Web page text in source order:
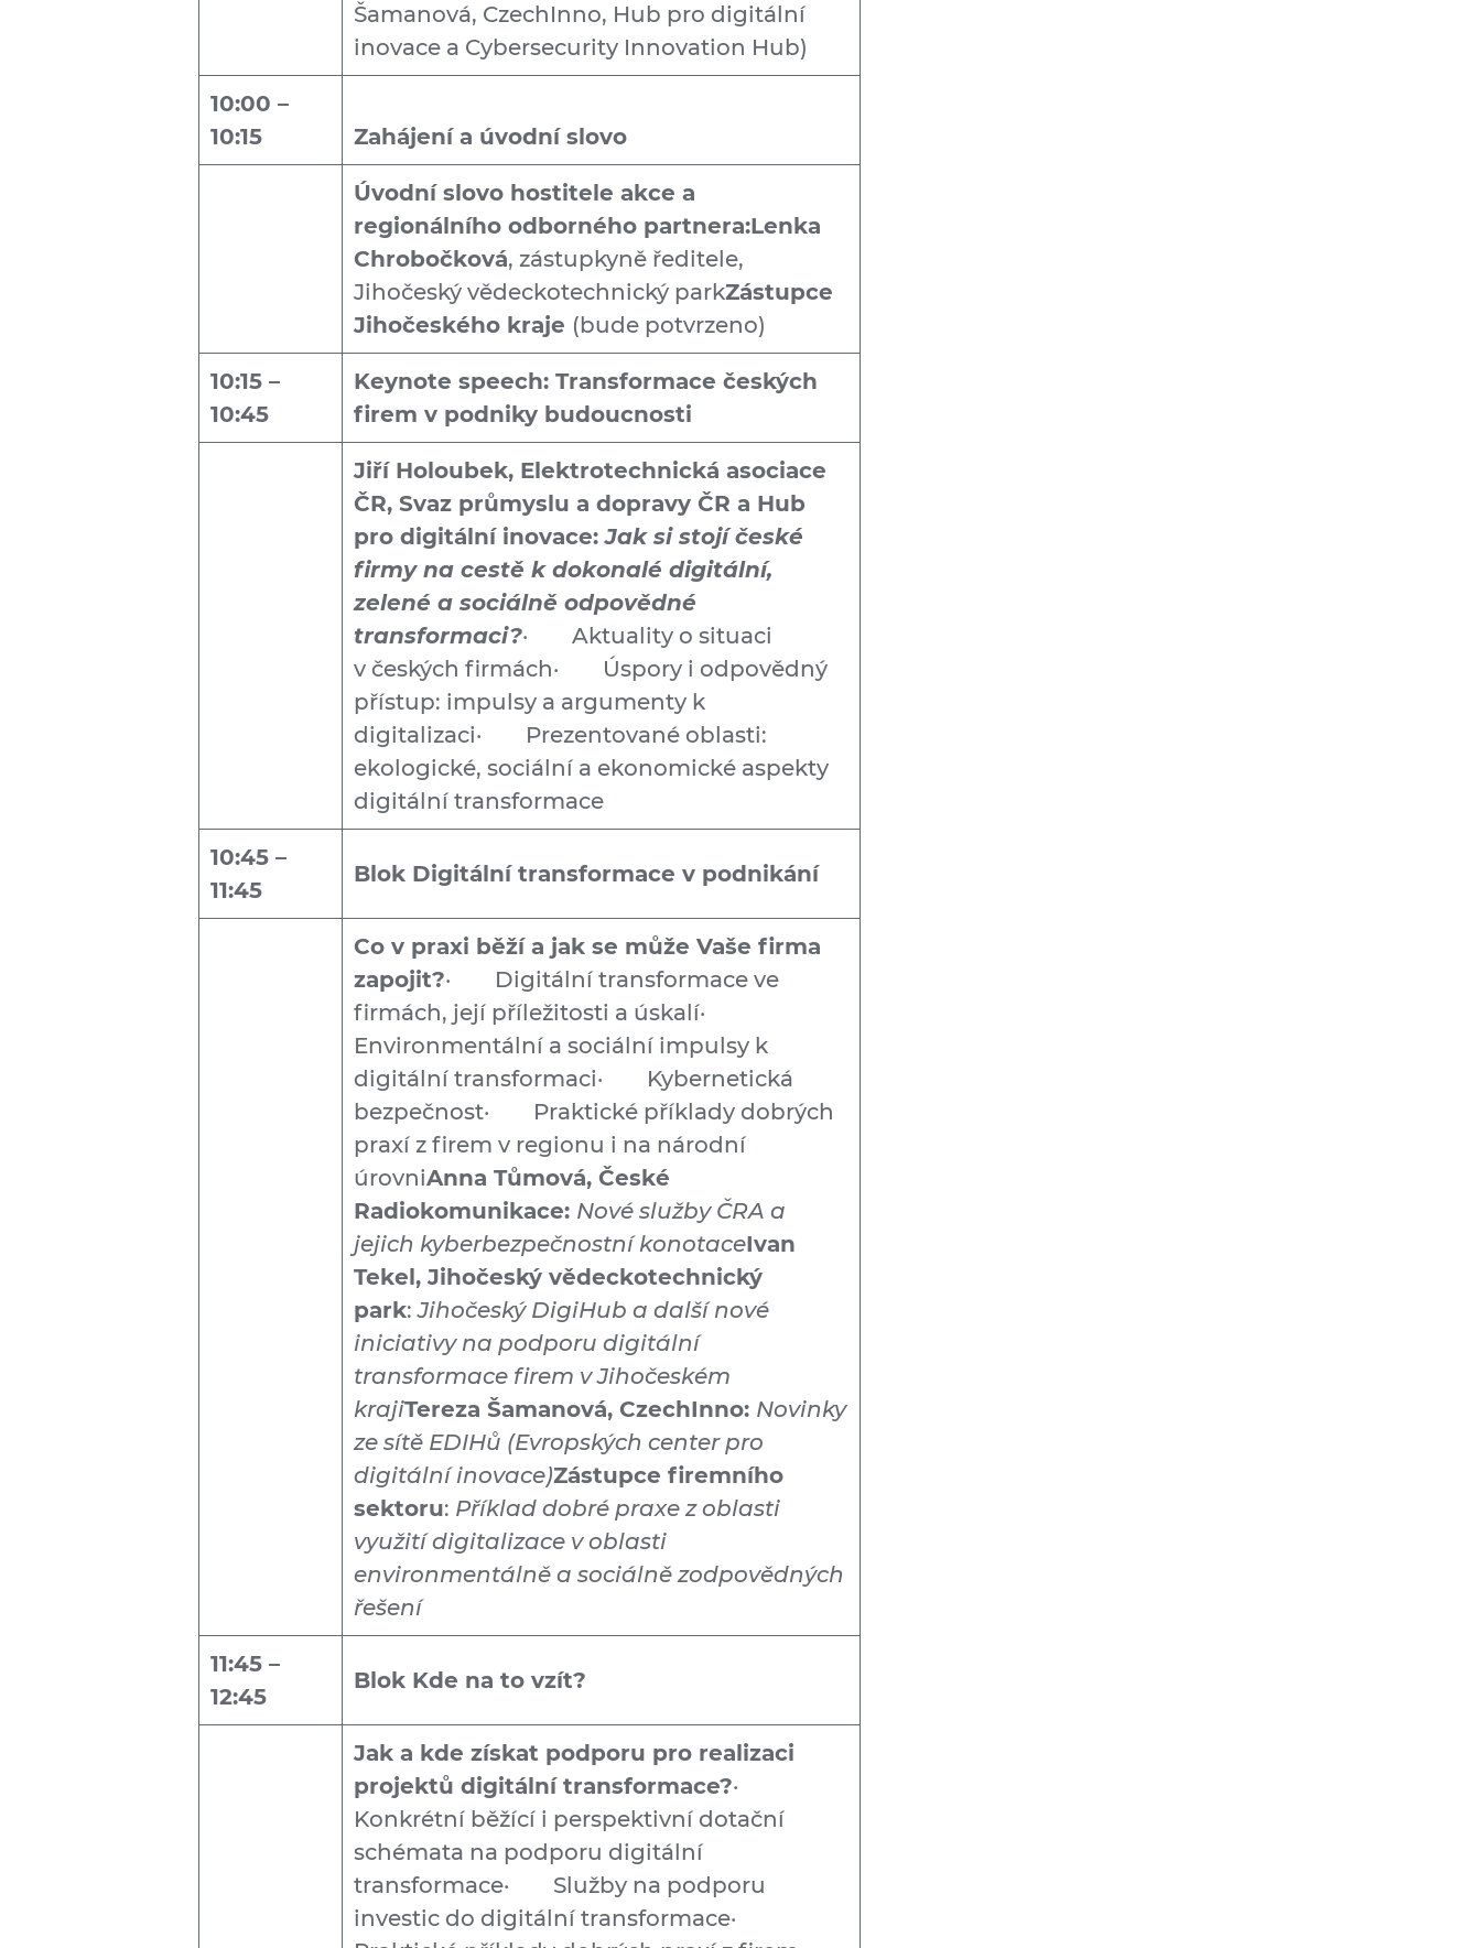
Šamanová, CzechInno, Hub pro digitální
inovace a Cybersecurity Innovation Hub)
10:00 –
10:15
Zahájení a úvodní slovo
Úvodní slovo hostitele akce a
regionálního odborného partnera:Lenka
Chrobočková, zástupkyně ředitele,
Jihočeský vědeckotechnický parkZástupce
Jihočeského kraje (bude potvrzeno)
10:15 –
10:45
Keynote speech: Transformace českých
firem v podniky budoucnosti
Jiří Holoubek, Elektrotechnická asociace
ČR, Svaz průmyslu a dopravy ČR a Hub
pro digitální inovace:Jak si stojí české
firmy na cestě k dokonalé digitální,
zelené a sociálně odpovědné
transformaci?· Aktuality o situaci
v českých firmách· Úspory i odpovědný
přístup: impulsy a argumenty k
digitalizaci· Prezentované oblasti:
ekologické, sociální a ekonomické aspekty
digitální transformace
10:45 –
11:45
Blok Digitální transformace v podnikání
Co v praxi běží a jak se může Vaše firma
zapojit?· Digitální transformace ve
firmách, její příležitosti a úskalí·
Environmentální a sociální impulsy k
digitální transformaci· Kybernetická
bezpečnost· Praktické příklady dobrých
praxí z firem v regionu i na národní
úrovniAnna Tůmová, České
Radiokomunikace: Nové služby ČRA a
jejich kyberbezpečnostní konotaceIvan
Tekel, Jihočeský vědeckotechnický
park:Jihočeský DigiHub a další nové
iniciativy na podporu digitální
transformace firem v Jihočeském
krajiTereza Šamanová, CzechInno: Novinky
ze sítě EDIHů (Evropských center pro
digitální inovace)Zástupce firemního
sektoru: Příklad dobré praxe z oblasti
využití digitalizace v oblasti
environmentálně a sociálně zodpovědných
řešení
11:45 –
12:45
Blok Kde na to vzít?
Jak a kde získat podporu pro realizaci
projektů digitální transformace?·
Konkrétní běžící i perspektivní dotační
schémata na podporu digitální
transformace· Služby na podporu
investic do digitální transformace·